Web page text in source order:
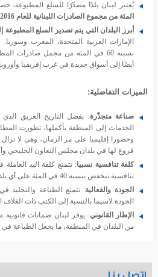
يُعتبر لبنان بلدًا مصدّرًا للسلع
المئة من مجموع الصادرات اللبنانية للعام 2016.
أبرز البلدان التي يتم تصدير السلع المطبوعة
الإمارات العربية المتحدة، المغرب
نسبته 60 في المئة من مجمل صادرات
أيضًا إلى أسواق جديدة في غرب إفريقيا
الميزات التفاضلية:
صناعة متجذّرة: بفضل التاريخ العريق الذي
الخدمات إلى المنطقة بأكملها، تطورت
وحضورا إقليميا على مر الزمان، وهي لا
فروع لها في بلدان مجلس التعاون الخليجي
كلفة تنافسية نسبيا: تتمتع كلفة اليد
تنافسية تنخفض بنسبة 40 في المئة على أي بلد في شرق أوروبا.
الجودة والفعالية: تتمتع الطباعة
الجودة لاسيما بالنسبة إلى الكتب ذات
الإطار القانوني: يوفر لبنان ضمانات قانونية
من البلدان في المنطقة، ما يجعل الطباعة في